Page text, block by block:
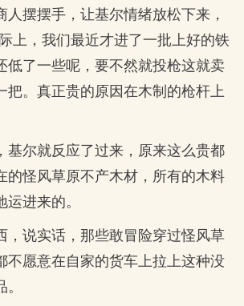
人摆摆手，让基尔情绪放松下来，
上，我们最近才进了一批上好的铁
低了一些呢，要不然就投枪这就卖
把。真正贵的原因在木制的枪杆上
基尔就反应了过来，原来这么贵都
的怪风草原不产木材，所有的木料
进来的。
，说实话，那些敢冒险穿过怪风草
不愿意在自家的货车上拉上这种没